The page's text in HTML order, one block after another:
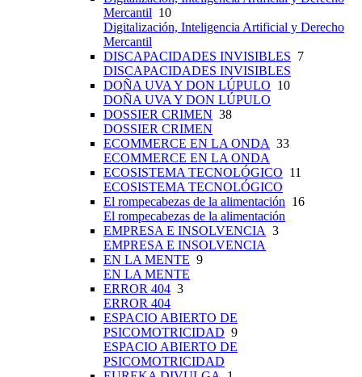
Mercantil 10
Digitalización, Inteligencia Artificial y Derecho
Mercantil
DISCAPACIDADES INVISIBLES 7
DISCAPACIDADES INVISIBLES
DOÑA UVA Y DON LÚPULO 10
DOÑA UVA Y DON LÚPULO
DOSSIER CRIMEN 38
DOSSIER CRIMEN
ECOMMERCE EN LA ONDA 33
ECOMMERCE EN LA ONDA
ECOSISTEMA TECNOLÓGICO 11
ECOSISTEMA TECNOLÓGICO
El rompecabezas de la alimentación 16
El rompecabezas de la alimentación
EMPRESA E INSOLVENCIA 3
EMPRESA E INSOLVENCIA
EN LA MENTE 9
EN LA MENTE
ERROR 404 3
ERROR 404
ESPACIO ABIERTO DE
PSICOMOTRICIDAD 9
ESPACIO ABIERTO DE
PSICOMOTRICIDAD